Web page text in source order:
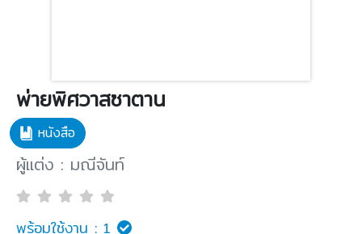
พ่ายพิศวาสซาตาน
หนังสือ
ผู้แต่ง : มณีจันท์
พร้อมใช้งาน : 1